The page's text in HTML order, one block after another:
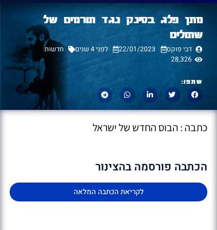
מתן פלג בסינק נגד תורמים של
שתולים
דבי פוקס 22/01/2023 לפני 4 שנים
חדשות
28,326
שתפו:
כתבה : הבוס החדש של ישראל
הכתבה פורסמה בהצינור
לקריאת הכתבה המלאה